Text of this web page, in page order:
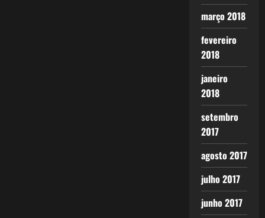
março 2018
fevereiro
2018
janeiro
2018
setembro
2017
agosto 2017
julho 2017
junho 2017